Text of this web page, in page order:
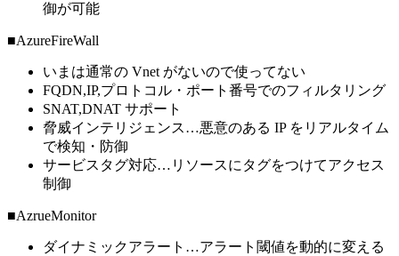
御が可能
■AzureFireWall
いまは通常の Vnet がないので使ってない
FQDN,IP,プロトコル・ポート番号でのフィルタリング
SNAT,DNAT サポート
脅威インテリジェンス…悪意のある IP をリアルタイム
で検知・防御
サービスタグ対応…リソースにタグをつけてアクセス
制御
■AzrueMonitor
ダイナミックアラート…アラート閾値を動的に変える